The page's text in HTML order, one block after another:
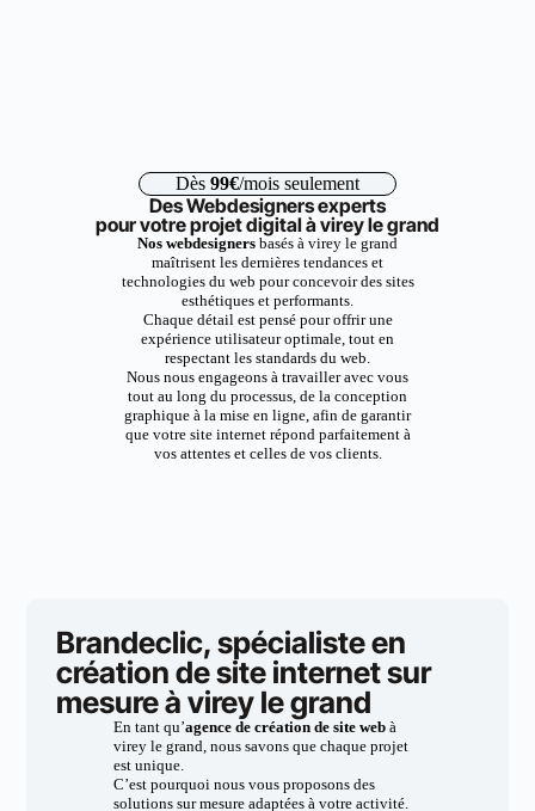
Dès 99€/mois seulement
Des Webdesigners experts
pour votre projet digital à virey le grand
Nos webdesigners basés à virey le grand
maîtrisent les dernières tendances et
technologies du web pour concevoir des sites
esthétiques et performants.
Chaque détail est pensé pour offrir une
expérience utilisateur optimale, tout en
respectant les standards du web.
Nous nous engageons à travailler avec vous
tout au long du processus, de la conception
graphique à la mise en ligne, afin de garantir
que votre site internet répond parfaitement à
vos attentes et celles de vos clients.
Brandeclic, spécialiste en
création de site internet sur
mesure à virey le grand
En tant qu’agence de création de site webà
virey le grand, nous savons que chaque projet
est unique.
C’est pourquoi nous vous proposons des
solutions sur mesure adaptées à votre activité.